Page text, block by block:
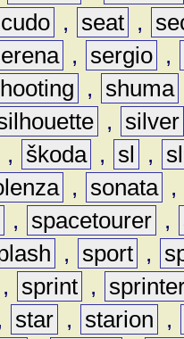
, seat ,
, sergio ,
, shuma
, silver
, škoda , sl ,
, sonata ,
, spacetourer ,
, sport ,
, sprint ,
star , starion ,